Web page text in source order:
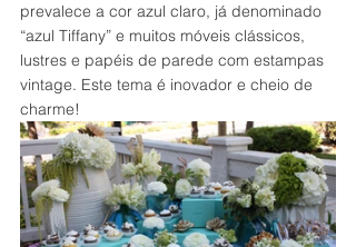
prevalece a cor azul claro, já denominado
“azul Tiffany” e muitos móveis clássicos,
lustres e papéis de parede com estampas
vintage. Este tema é inovador e cheio de
charme!